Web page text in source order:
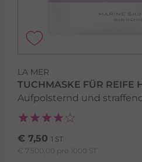
LA MER
MED+ ANTI RED
Therapiebegleitende
LA MER
TUCHMASKE FÜR REIFE
Aufpolsternd und
€ 7,50 1 ST
€ 7.500,00 pro 1000 ST